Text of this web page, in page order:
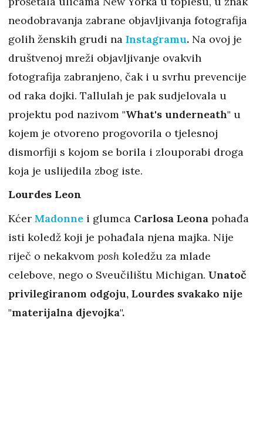
neodobravanja zabrane objavljivanja fotografija
golih ženskih grudi na Instagramu. Na ovoj je
društvenoj mreži objavljivanje ovakvih
fotografija zabranjeno, čak i u svrhu prevencije
od raka dojki. Tallulah je pak sudjelovala u
projektu pod nazivom "What's underneath" u
kojem je otvoreno progovorila o tjelesnoj
dismorfiji s kojom se borila i zlouporabi droga
koja je uslijedila zbog iste.
Lourdes Leon
Kćer Madonne i glumca Carlosa Leona pohađa
isti koledž koji je pohađala njena majka. Nije
riječ o nekakvom posh koledžu za mlade
celebove, nego o Sveučilištu Michigan. Unatoč
privilegiranom odgoju, Lourdes svakako nije
"materijalna djevojka".